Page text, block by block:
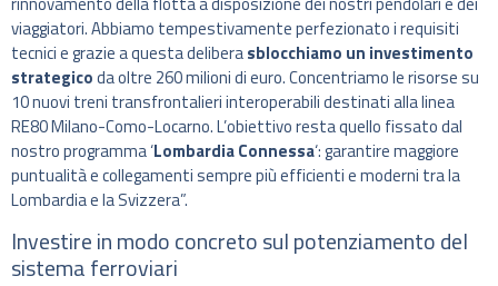
viaggiatori. Abbiamo tempestivamente perfezionato i requisiti
tecnici e grazie a questa deliberasblocchiamo un investimento
strategicoda oltre 260 milioni di euro. Concentriamo le risorse su
10 nuovi treni transfrontalieri interoperabili destinati alla linea
RE80 Milano-Como-Locarno. L’obiettivo resta quello fissato dal
nostro programma ‘Lombardia Connessa‘: garantire maggiore
puntualità e collegamenti sempre più efficienti e moderni tra la
Lombardia e la Svizzera”.
Investire in modo concreto sul potenziamento del
sistema ferroviari